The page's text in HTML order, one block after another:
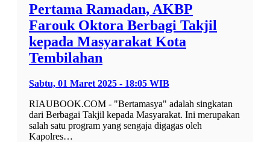
Pertama Ramadan, AKBP
Farouk Oktora Berbagi Takjil
kepada Masyarakat Kota
Tembilahan
Sabtu, 01 Maret 2025 - 18:05 WIB
RIAUBOOK.COM - "Bertamasya" adalah singkatan
dari Berbagai Takjil kepada Masyarakat. Ini merupakan
salah satu program yang sengaja digagas oleh
Kapolres…